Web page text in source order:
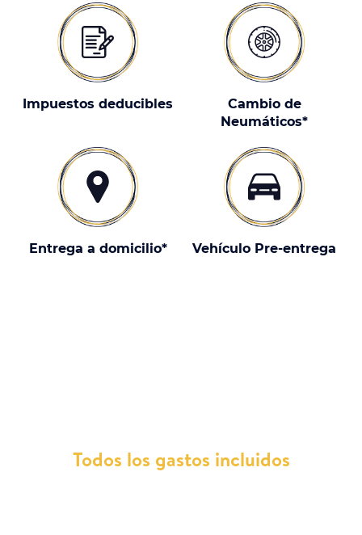
Impuestos deducibles
Cambio de
Neumáticos*
Entrega a domicilio* Vehículo Pre-entrega
Todos los gastos incluidos